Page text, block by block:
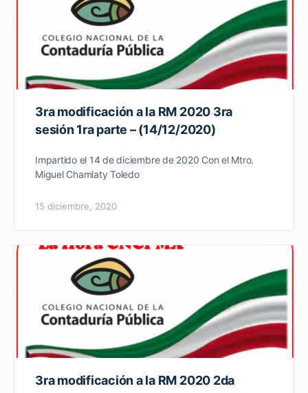
3ra modificación a la RM 2020 3ra
sesión 1ra parte – (14/12/2020)
Impartido el 14 de diciembre de 2020 Con el Mtro.
Miguel Chamlaty Toledo
15 diciembre, 2020
3ra modificación a la RM 2020 2da